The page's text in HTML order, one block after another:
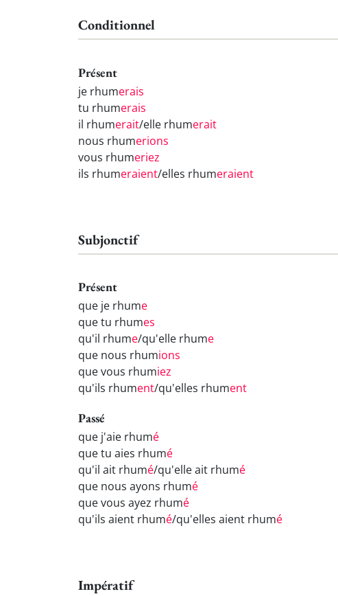
Conditionnel
Présent
je rhumerais
tu rhumerais
il rhumerait/elle rhumerait
nous rhumerions
vous rhumeriez
ils rhumeraient/elles rhumeraient
Subjonctif
Présent
que je rhume
que tu rhumes
qu'il rhume/qu'elle rhume
que nous rhumions
que vous rhumiez
qu'ils rhument/qu'elles rhument
Passé
que j'aie rhumé
que tu aies rhumé
qu'il ait rhumé/qu'elle ait rhumé
que nous ayons rhumé
que vous ayez rhumé
qu'ils aient rhumé/qu'elles aient rhumé
Impératif